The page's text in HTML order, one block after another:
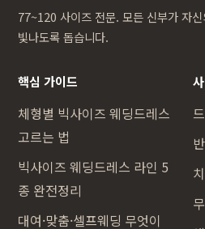
77~120 사이즈 전문. 모든 신부가 자
빛나도록 돕습니다.
핵심 가이드
체형별 빅사이즈 웨딩드레스
고르는 법
빅사이즈 웨딩드레스 라인 5
종 완전정리
대여·맞춤·셀프웨딩 무엇이